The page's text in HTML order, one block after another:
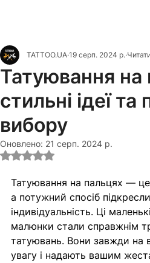
Татуювання на
стильні ідеї
вибору
TATTOO.UA 19 серп. 2024 р.
Оновлено: 21 серп. 2024 р.
Оцінка: NaN з 5 зірок.
Татуювання на пальцях —
а потужний спосіб
індивідуальність. Ці
малюнки стали справжнім
татуювань. Вони завжди на
увагу і надають вашим